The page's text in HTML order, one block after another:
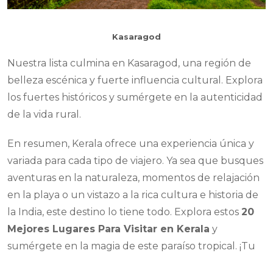
Kasaragod
Nuestra lista culmina en Kasaragod, una región de
belleza escénica y fuerte influencia cultural. Explora
los fuertes históricos y sumérgete en la autenticidad
de la vida rural.
En resumen, Kerala ofrece una experiencia única y
variada para cada tipo de viajero. Ya sea que busques
aventuras en la naturaleza, momentos de relajación
en la playa o un vistazo a la rica cultura e historia de
la India, este destino lo tiene todo. Explora estos 20
Mejores Lugares Para Visitar en Kerala y
sumérgete en la magia de este paraíso tropical. ¡Tu